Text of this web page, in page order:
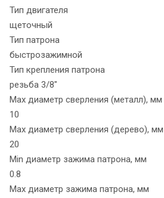
Тип двигателя
щеточный
Тип патрона
быстрозажимной
Тип крепления патрона
резьба 3/8"
Max диаметр сверления (металл), мм
10
Max диаметр сверления (дерево), мм
20
Min диаметр зажима патрона, мм
0.8
Max диаметр зажима патрона, мм